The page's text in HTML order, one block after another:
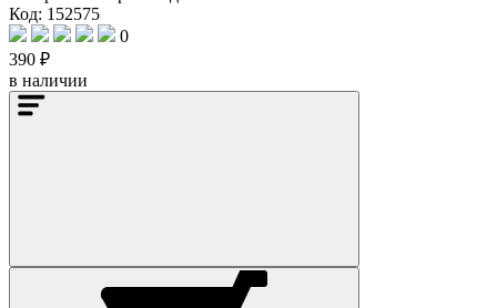
Код: 152575
0
390 ₽
в наличии